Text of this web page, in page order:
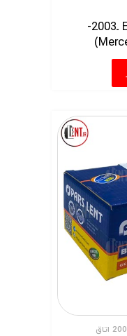
لنت ترمز عقب بنز E 280 ـ2003-
لنت ترمز بنز کلاس E ـ 2003 تا 2009 اتاق